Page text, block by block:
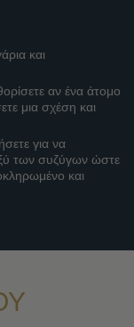
και
αν ένα άτομο
μια σχέση και
για να
των συζύγων ώστε
και